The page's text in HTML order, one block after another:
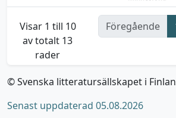
Visar 1 till 10
av totalt 13
rader
Föregående
© Svenska litteratursällskapet i
Senast uppdaterad 05.08.2026